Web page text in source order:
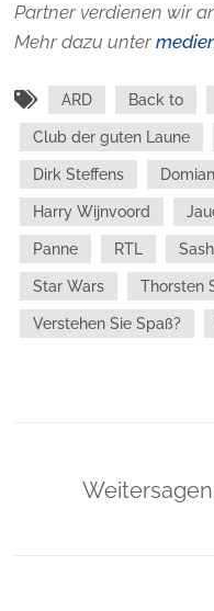
Partner verdienen wir
Mehr dazu unter
ARD Back to
Club der guten Laune
Dirk Steffens Domian
Harry Wijnvoord
Panne RTL
Star Wars Thorsten
Verstehen Sie Spaß?